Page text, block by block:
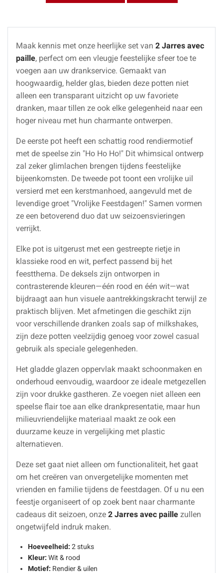
Maak kennis met onze heerlijke set van 2 Jarres avec
paille, perfect om een vleugje feestelijke sfeer toe te
voegen aan uw drankservice. Gemaakt van
hoogwaardig, helder glas, bieden deze potten niet
alleen een transparant uitzicht op uw favoriete
dranken, maar tillen ze ook elke gelegenheid naar een
hoger niveau met hun charmante ontwerpen.
De eerste pot heeft een schattig rood rendiermotief
met de speelse zin "Ho Ho Ho!" Dit whimsical ontwerp
zal zeker glimlachen brengen tijdens feestelijke
bijeenkomsten. De tweede pot toont een vrolijke uil
versierd met een kerstmanhoed, aangevuld met de
levendige groet "Vrolijke Feestdagen!" Samen vormen
ze een betoverend duo dat uw seizoensvieringen
verrijkt.
Elke pot is uitgerust met een gestreepte rietje in
klassieke rood en wit, perfect passend bij het
feestthema. De deksels zijn ontworpen in
contrasterende kleuren—één rood en één wit—wat
bijdraagt aan hun visuele aantrekkingskracht terwijl ze
praktisch blijven. Met afmetingen die geschikt zijn
voor verschillende dranken zoals sap of milkshakes,
zijn deze potten veelzijdig genoeg voor zowel casual
gebruik als speciale gelegenheden.
Het gladde glazen oppervlak maakt schoonmaken en
onderhoud eenvoudig, waardoor ze ideale metgezellen
zijn voor drukke gastheren. Ze voegen niet alleen een
speelse flair toe aan elke drankpresentatie, maar hun
milieuvriendelijke materiaal maakt ze ook een
duurzame keuze in vergelijking met plastic
alternatieven.
Deze set gaat niet alleen om functionaliteit, het gaat
om het creëren van onvergetelijke momenten met
vrienden en familie tijdens de feestdagen. Of u nu een
feestje organiseert of op zoek bent naar charmante
cadeaus dit seizoen, onze 2 Jarres avec paille zullen
ongetwijfeld indruk maken.
Hoeveelheid: 2 stuks
Kleur: Wit & rood
Motief: Rendier & uilen